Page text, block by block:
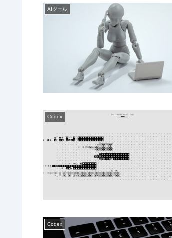
AIツール
Codex
Codex